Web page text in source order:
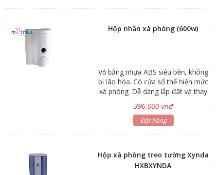
Hộp nhấn xà phòng (600w)
Vỏ bằng nhựa ABS siêu bền, không
bị lão hóa. Có cửa sổ thể hiện mức
xà phòng. Dễ dàng lắp đặt và thay
xà phòng. Hộp chứa và nút nhấn có
thể tháo rời để vệ sinh. Nút nhấn
thủy lực cho lượng xà phòng chính
khách sạn và các công trình hiện
đại. Kích Thước : 85x110x143. Dung
tích : 500ml. Nhấn 1 lần được 1.8ml.
396.000 vnđ
Đặt hàng
Hộp xà phòng treo tường Xynda
HXBXYNDA